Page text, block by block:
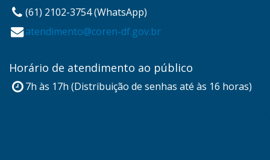
(61) 2102-3754 (WhatsApp)
atendimento@coren-df.gov.br
Horário de atendimento ao público
7h às 17h (Distribuição de senhas até às 16 horas)